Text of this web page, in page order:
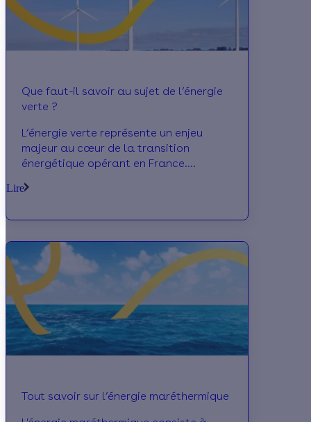
Que faut-il savoir au sujet de l’énergie
verte ?
L’énergie verte représente un enjeu
majeur au cœur de la transition
énergétique opérant en France.
ainsi que l’optimisation du rendement
permettent de réduire la consommation
et d’améliorer les performances
énergétiques d’un logement.
Lire
Tout savoir sur l’énergie maréthermique